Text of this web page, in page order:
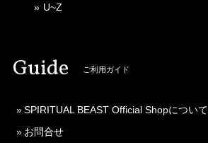
U~Z
Guide ご利用ガイド
SPIRITUAL BEAST Official Shopについて
お問合せ